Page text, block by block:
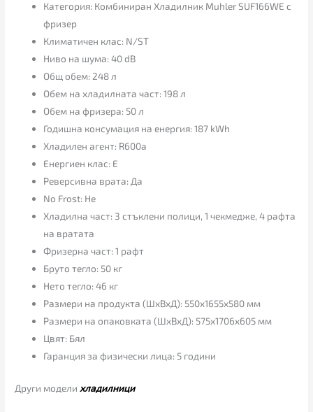
Категория: Комбиниран Хладилник Muhler SUF166WE с
фризер
Климатичен клас: N/ST
Ниво на шума: 40 dB
Общ обем: 248 л
Обем на хладилната част: 198 л
Обем на фризера: 50 л
Годишна консумация на енергия: 187 kWh
Хладилен агент: R600a
Енергиен клас: E
Реверсивна врата: Да
No Frost: Не
Хладилна част: 3 стъклени полици, 1 чекмедже, 4 рафта
на вратата
Фризерна част: 1 рафт
Бруто тегло: 50 кг
Нето тегло: 46 кг
Размери на продукта (ШхВхД): 550x1655x580 мм
Размери на опаковката (ШхВхД): 575x1706x605 мм
Цвят: Бял
Гаранция за физически лица: 5 години
Други модели хладилници